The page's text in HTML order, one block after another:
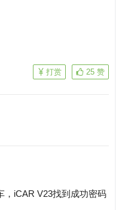
25 赞
打赏
，iCAR V23找到成功密码